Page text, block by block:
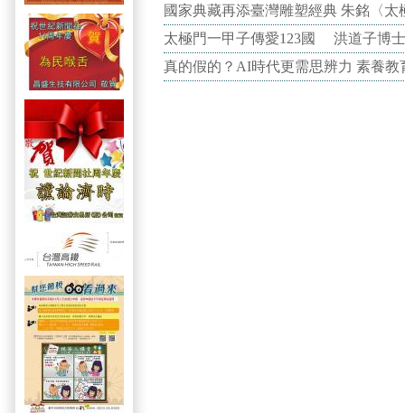
國家典藏再添臺灣雕塑經典 朱銘〈
太極門一甲子傳愛123國 洪道子博
真的假的？AI時代更需思辨力 素養